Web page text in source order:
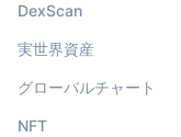
DexScan
実世界資産
グローバルチャート
NFT